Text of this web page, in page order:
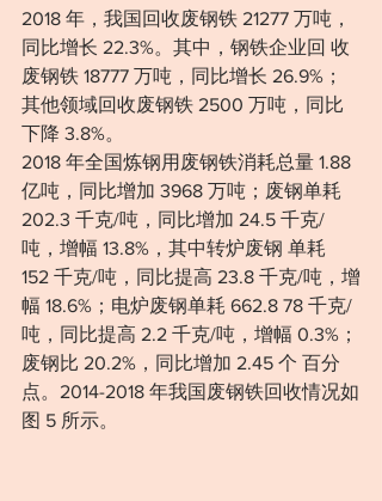
2018 年，我国回收废钢铁 21277 万吨，
同比增长 22.3%。其中，钢铁企业回 收
废钢铁 18777 万吨，同比增长 26.9%；
其他领域回收废钢铁 2500 万吨，同比
下降 3.8%。
2018 年全国炼钢用废钢铁消耗总量 1.88
亿吨，同比增加 3968 万吨；废钢单耗
202.3 千克/吨，同比增加 24.5 千克/
吨，增幅 13.8%，其中转炉废钢 单耗
152 千克/吨，同比提高 23.8 千克/吨，增
幅 18.6%；电炉废钢单耗 662.8 78 千克/
吨，同比提高 2.2 千克/吨，增幅 0.3%；
废钢比 20.2%，同比增加 2.45 个 百分
点。2014-2018 年我国废钢铁回收情况如
图 5 所示。